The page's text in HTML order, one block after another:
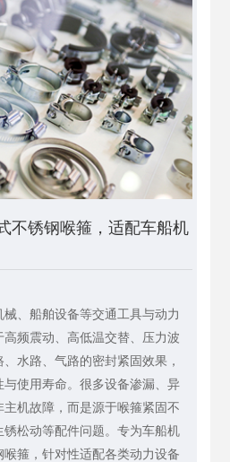
不锈钢喉箍，适配车船机
、船舶设备等交通工具与动力
频震动、高低温交替、压力波
水路、气路的密封紧固效果，
使用寿命。很多设备渗漏、异
机故障，而是源于喉箍紧固不
松动等配件问题。专为车船机
箍，针对性适配各类动力设备